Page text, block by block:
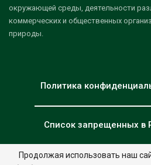
окружающей среды, деятельности
коммерческих и общественных
природы.
Политика
Список запрещенных в
Продолжая использовать наш